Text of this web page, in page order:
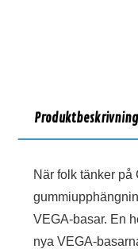
Produktbeskrivning
När folk tänker
VEGA-basar. En
nya VEGA-